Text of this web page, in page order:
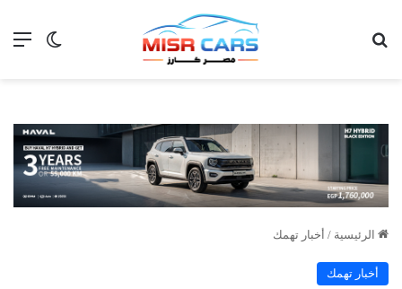
الوضع
الرئيسية / أخبار تهمك
أخبار تهمك